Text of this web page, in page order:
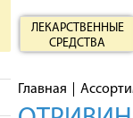
ЛЕКАРСТВЕННЫЕ
СРЕДСТВА
Главная